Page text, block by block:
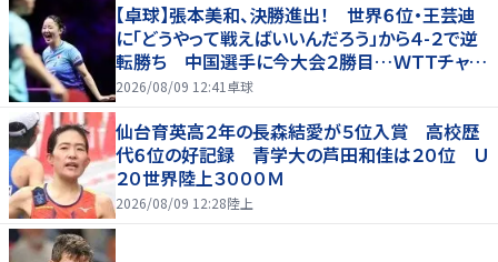
【卓球】張本美和、決勝進出！ 世界６位・王芸迪
に「どうやって戦えばいいんだろう」から４-２で逆
転勝ち 中国選手に今大会２勝目…ＷＴＴチャン
ピオンズ横浜
2026/08/09 12:41 卓球
仙台育英高２年の長森結愛が５位入賞 高校歴
代６位の好記録 青学大の芦田和佳は２０位 Ｕ
２０世界陸上３０００Ｍ
2026/08/09 12:28陸上